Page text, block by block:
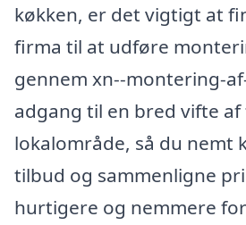
køkken, er det vigtigt at
firma til at udføre
gennem xn--montering-
adgang til en bred vifte
lokalområde, så du nemt
tilbud og sammenligne
hurtigere og nemmere